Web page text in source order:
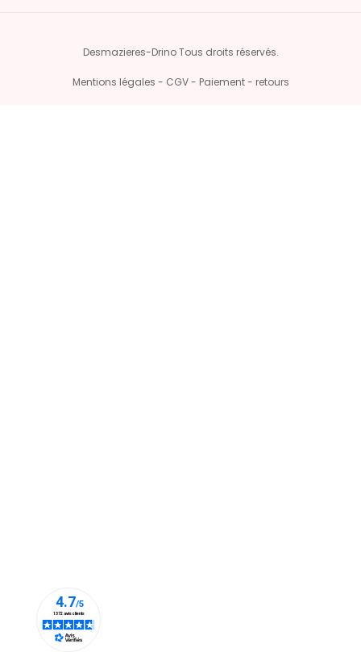
Desmazieres-Drino Tous droits réservés.
Mentions légales - CGV - Paiement - retours